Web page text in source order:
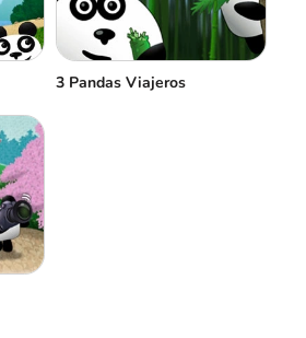
3 Pandas Viajeros